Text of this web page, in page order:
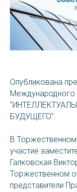
Опубликована
БУДУЩЕГО".
В
участие
Галковская
Торжественном
представители